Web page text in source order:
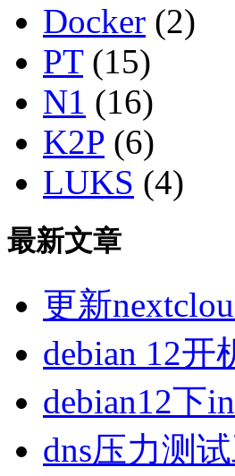
Docker (2)
PT(15)
N1 (16)
K2P (6)
LUKS (4)
最新文章
更新
debian 12开
debian12下
dns压力测